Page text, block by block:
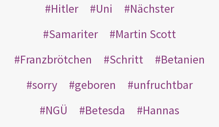
Hitler
Uni
Nächster
Samariter
Martin Scott
Franzbrötchen
Schritt
Betanien
sorry
geboren
unfruchtbar
NGÜ
Betesda
Hannas